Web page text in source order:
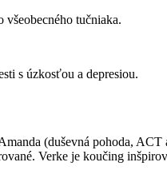
tučniaka.
s úzkosťou a depresiou.
(duševná pohoda,
Verke je koučing